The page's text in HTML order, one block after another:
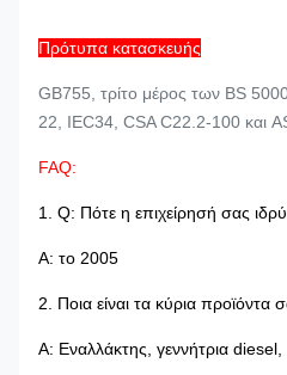
Πρότυπα κατασκευής
GB755, τρίτο μέρος των BS
22, IEC34, CSA C22.2-100 και
FAQ:
1. Q: Πότε η επιχείρησή σας
Α: το 2005
2. Ποια είναι τα κύρια προϊόντα
Α: Εναλλάκτης, γεννήτρια diesel,